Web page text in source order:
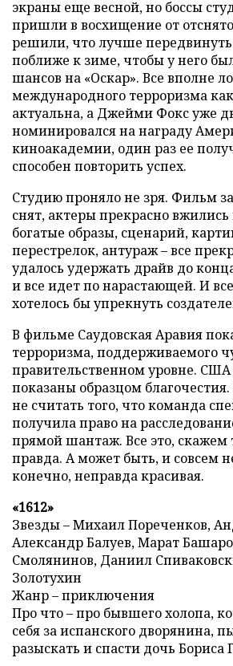
экраны еще весной, но боссы
пришли в восхищение от
решили, что лучше передвинуть
поближе к зиме, чтобы у него
шансов на «Оскар». Все вполне
международного терроризма
актуальна, а Джейми Фокс уже
номинировался на награду
киноакадемии, один раз ее
способен повторить успех.
Студию проняло не зря. Фильм
снят, актеры прекрасно вжились
богатые образы, сценарий,
перестрелок, антураж – все
удалось удержать драйв до
и все идет по нарастающей. И
хотелось бы упрекнуть
В фильме Саудовская Аравия
терроризма, поддерживаемого
правительственном уровне. США
показаны образцом
не считать того, что команда
получила право на
прямой шантаж. Все это, скажем
правда. А может быть, и совсем
конечно, неправда красивая.
«1612»
Звезды – Михаил Пореченков,
Александр Балуев, Марат
Смолянинов, Даниил
Золотухин
Жанр – приключения
Про что – про бывшего холопа,
себя за испанского дворянина,
разыскать и спасти дочь Бориса